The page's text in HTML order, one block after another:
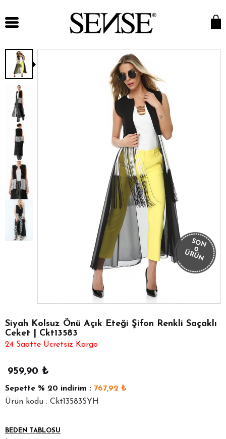
SON
0
ÜRÜN
Siyah Kolsuz Önü Açık Eteği Şifon Renkli Saçaklı
Ceket | Ckt13583
24 Saatte Ücretsiz Kargo
959,90 ₺
Sepette % 20 indirim : 767,92 ₺
Ürün kodu : Ckt13583SYH
BEDEN TABLOSU